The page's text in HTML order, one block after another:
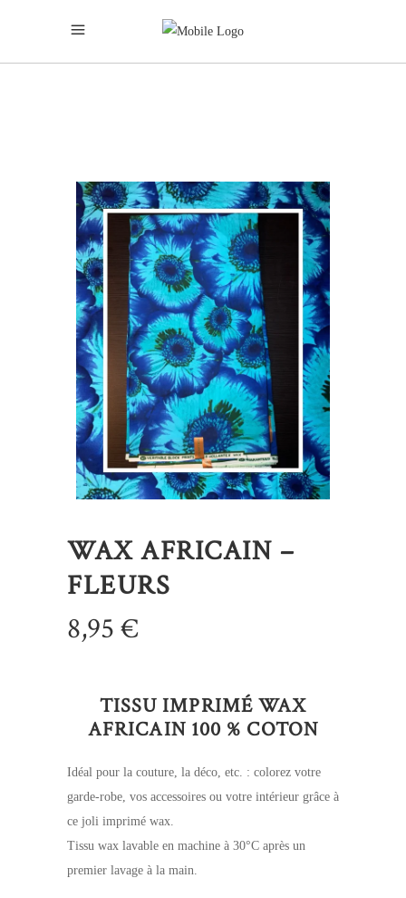
WAX AFRICAIN –
FLEURS
8,95€
TISSU IMPRIMÉ WAX
AFRICAIN 100 % COTON
Idéal pour la couture, la déco, etc. : colorez votre
garde-robe, vos accessoires ou votre intérieur grâce à
ce joli imprimé wax.
Tissu wax lavable en machine à 30°C après un
premier lavage à la main.